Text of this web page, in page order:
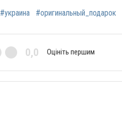
#украина #оригинальный_подарок
0,0 Оцініть першим